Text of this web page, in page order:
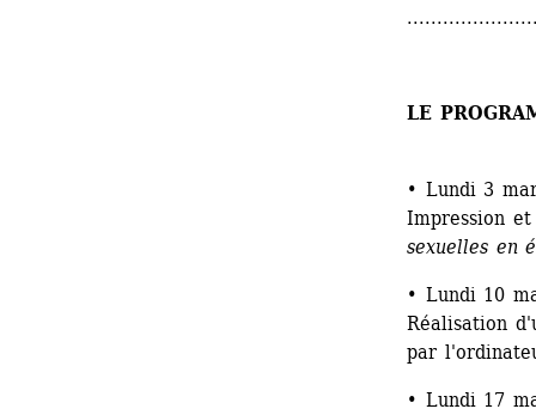
LE
• Lundi 3
Impression
sexuelles en
• Lundi 10
Réalisation
par
• Lundi 17